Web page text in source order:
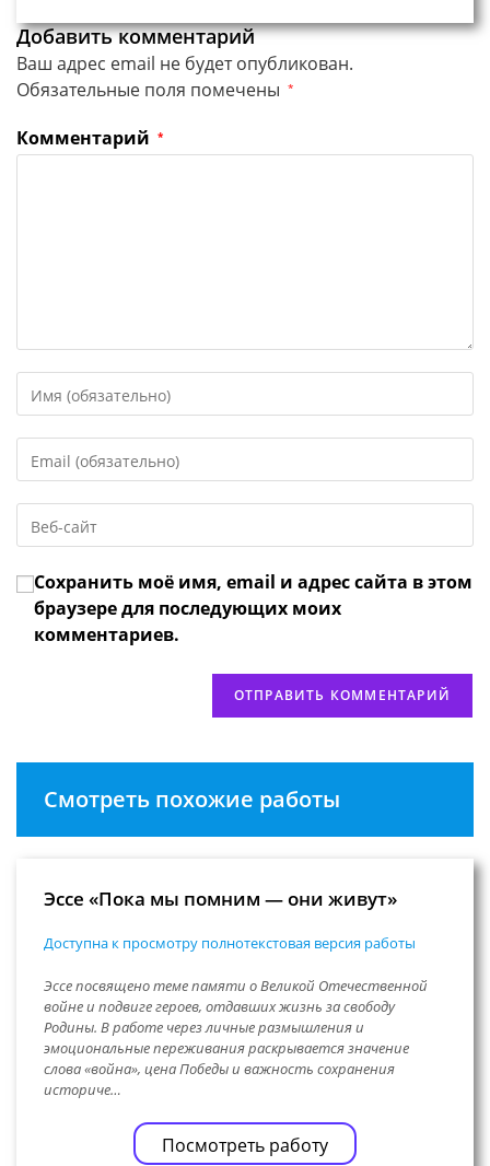
Добавить комментарий
Ваш адрес email не будет опубликован.
Обязательные поля помечены *
Комментарий *
свое
или
имя
чтобы
прокомментировать
свой
адрес,
чтобы
URL
веб-
сайта
(необязательно)
Сохранить моё имя, email и адрес сайта в этом
браузере для последующих моих
комментариев.
Смотреть похожие работы
Эссе «Пока мы помним — они живут»
Доступна к просмотру полнотекстовая версия работы
Эссе посвящено теме памяти о Великой Отечественной
войне и подвиге героев, отдавших жизнь за свободу
Родины. В работе через личные размышления и
эмоциональные переживания раскрывается значение
слова «война», цена Победы и важность сохранения
историче…
Посмотреть работу